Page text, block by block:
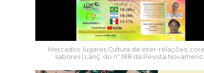
Mercados: lugares Cultura de inter-relações,
sabores | Lanç. do nº 188 da Revista